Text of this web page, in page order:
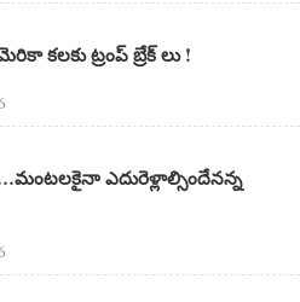
కలకు ట్రంప్ బ్రేక్ లు !
ఎదురెళ్లాల్సిందేనన్న